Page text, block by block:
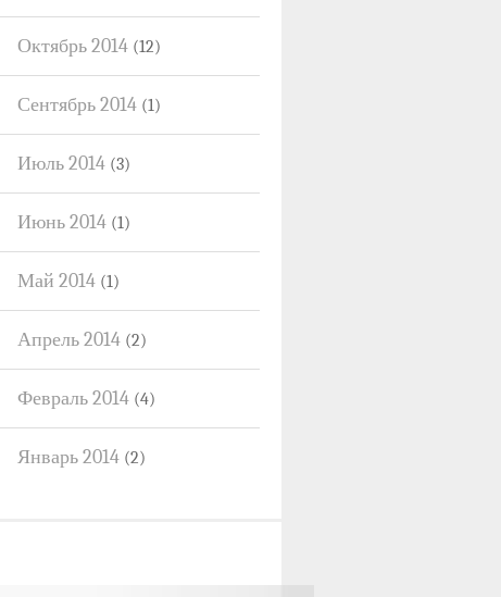
Октябрь 2014 (12)
Сентябрь 2014 (1)
Июль 2014 (3)
Июнь 2014 (1)
Май 2014 (1)
Апрель 2014 (2)
Февраль 2014 (4)
Январь 2014 (2)